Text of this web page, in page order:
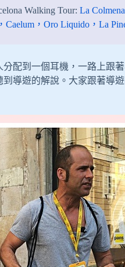
Walking Tour: La
Caelum，Oro Liquido，La
配到一個耳機，一路上跟
導遊的解說。大家跟著導